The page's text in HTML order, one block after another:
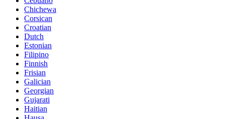
Chichewa
Corsican
Croatian
Dutch
Estonian
Filipino
Finnish
Frisian
Galician
Georgian
Gujarati
Haitian